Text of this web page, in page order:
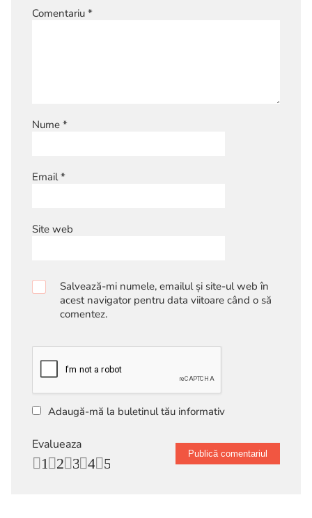
Comentariu *
Nume *
Email*
Site web
Salvează-mi numele, emailul și site-ul web în
acest navigator pentru data viitoare când o să
comentez.
Adaugă-mă la buletinul tău informativ
Evalueaza
5
4
3
2
1